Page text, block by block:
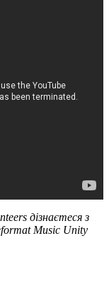
дізнаєтеся з
Music Unity